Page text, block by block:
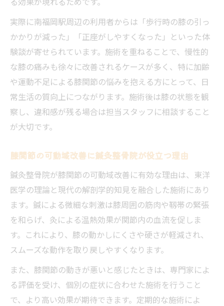
実際に南福岡駅周辺の利用者からは「歩行時の膝の引っ
かかりが減った」「正座がしやすくなった」といった体
験談が寄せられています。施術を重ねることで、慢性的
な膝の痛みも徐々に改善されるケースが多く、特に加齢
や運動不足による膝関節の悩みを抱える方にとって、日
常生活の質向上につながります。施術後は膝の状態を観
察し、違和感が残る場合は担当スタッフに相談すること
が大切です。
膝関節の可動域改善に鍼灸整骨院が役立つ理由
鍼灸整骨院が膝関節の可動域改善に有効な理由は、東洋
医学の理論と現代の解剖学的知見を融合した施術にあり
ます。鍼による微細な刺激は膝周囲の筋肉や靱帯の緊張
を和らげ、灸による温熱効果が関節内の血流を促しま
す。これにより、膝の動かしにくさや硬さが軽減され、
スムーズな動作を取り戻しやすくなります。
また、膝関節の動きが悪いと感じたときは、専門家によ
る評価を受け、個別の症状に合わせた施術を行うこと
で、より高い効果が期待できます。定期的な施術によ